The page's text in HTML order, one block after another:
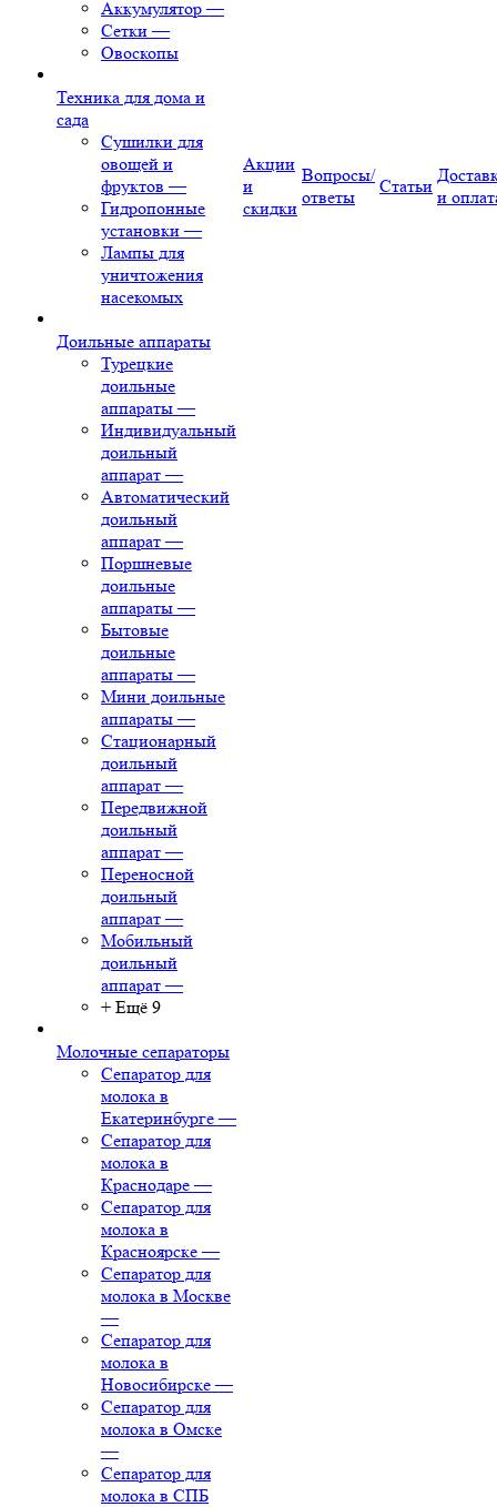
Аккумулятор —
Сетки —
Овоскопы
Техника для дома и
сада
Сушилки для
овощей и
фруктов —
Гидропонные
установки —
Лампы для
уничтожения
насекомых
Доильные аппараты
Турецкие
доильные
аппараты —
Индивидуальный
доильный
аппарат —
Автоматический
доильный
аппарат —
Поршневые
доильные
аппараты —
Бытовые
доильные
аппараты —
Мини доильные
аппараты —
Стационарный
доильный
аппарат —
Передвижной
доильный
аппарат —
Переносной
доильный
аппарат —
Мобильный
доильный
аппарат —
+ Ещё 9
Молочные сепараторы
Сепаратор для
молока в
Екатеринбурге —
Сепаратор для
молока в
Краснодаре —
Сепаратор для
молока в
Красноярске —
Сепаратор для
молока в Москве
—
Сепаратор для
молока в
Новосибирске —
Сепаратор для
молока в Омске
—
Сепаратор для
молока в СПБ
Акции
и
скидки
Вопросы/
ответы
Статьи
и